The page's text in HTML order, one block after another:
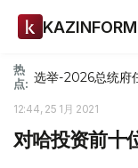
KAZINFORM
热
点: 选举-2026总统府
12:44, 25 1月 2021
对哈投资前十